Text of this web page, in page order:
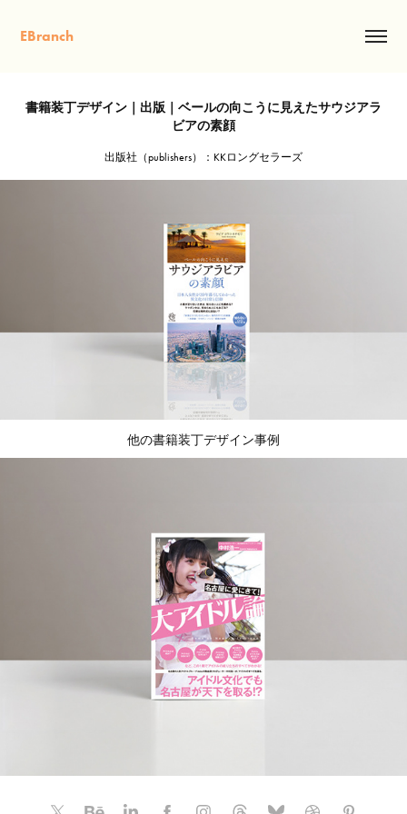
EBranch
書籍装丁デザイン｜出版｜ベールの向こうに見えたサウジアラ
ビアの素顔
出版社（publishers）：KKロングセラーズ
他の書籍装丁デザイン事例